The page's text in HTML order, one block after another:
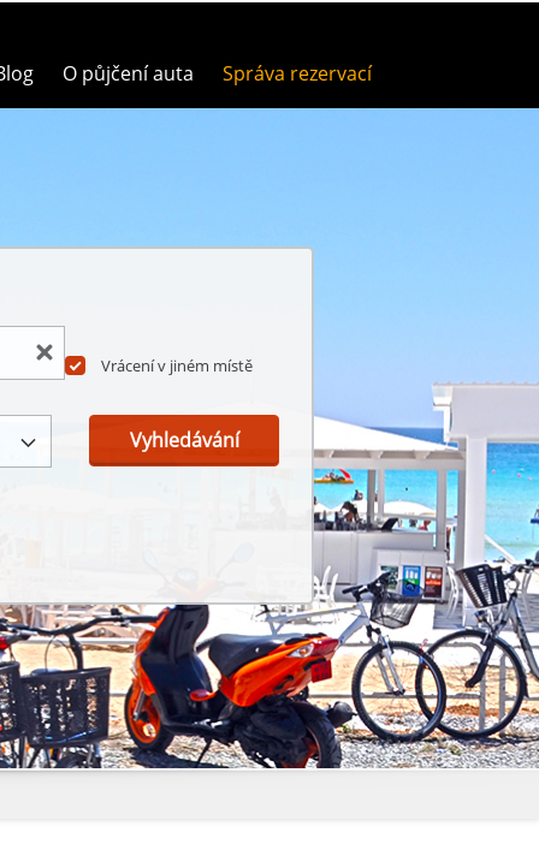
O půjčení auta Správa rezervací
Vrácení v jiném místě
Vyhledávání